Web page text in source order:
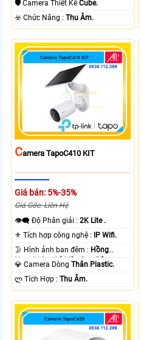
🛡 Camera Thiết KếCube.
️☣️ Chức Năng :Thu Âm.
CAmera TapoC410 KIT
Giá bán: 5%-35%
Giá Gốc: Liên Hệ
👁️‍🗨 Độ Phân giải :2K Lite .
⚜️ Tích hợp công nghệ :
IP Wifi.
🌛 Hình ảnh ban đêm : Hồng
Ngoại 10m Có Màu Ban Ðêm.
💎 Camera DòngThân Plastic.
️ლ Tích Hợp :Thu Âm.